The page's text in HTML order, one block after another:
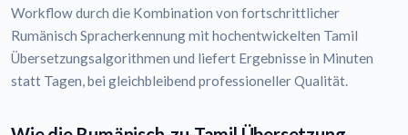
Workflow durch die Kombination von fortschrittlicher
Rumänisch Spracherkennung mit hochentwickelten Tamil
Übersetzungsalgorithmen und liefert Ergebnisse in Minuten
statt Tagen, bei gleichbleibend professioneller Qualität.